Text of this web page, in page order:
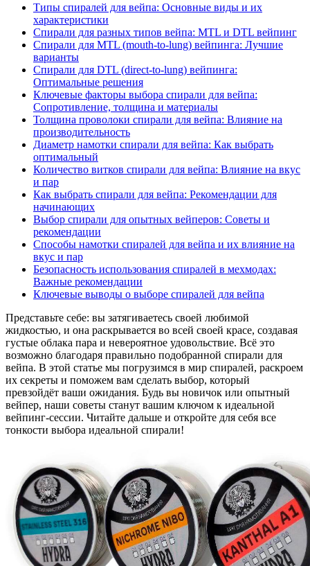
Типы спиралей для вейпа: Основные виды и их
характеристики
Спирали для разных типов вейпа: MTL и DTL вейпинг
Спирали для MTL (mouth-to-lung) вейпинга: Лучшие
варианты
Спирали для DTL (direct-to-lung) вейпинга:
Оптимальные решения
Ключевые факторы выбора спирали для вейпа:
Сопротивление, толщина и материалы
Толщина проволоки спирали для вейпа: Влияние на
производительность
Диаметр намотки спирали для вейпа: Как выбрать
оптимальный
Количество витков спирали для вейпа: Влияние на вкус
и пар
Как выбрать спирали для вейпа: Рекомендации для
начинающих
Выбор спирали для опытных вейперов: Советы и
рекомендации
Способы намотки спиралей для вейпа и их влияние на
вкус и пар
Безопасность использования спиралей в мехмодах:
Важные рекомендации
Ключевые выводы о выборе спиралей для вейпа
Представьте себе: вы затягиваетесь своей любимой
жидкостью, и она раскрывается во всей своей красе, создавая
густые облака пара и невероятное удовольствие. Всё это
возможно благодаря правильно подобранной спирали для
вейпа. В этой статье мы погрузимся в мир спиралей, раскроем
их секреты и поможем вам сделать выбор, который
превзойдёт ваши ожидания. Будь вы новичок или опытный
вейпер, наши советы станут вашим ключом к идеальной
вейпинг-сессии. Читайте дальше и откройте для себя все
тонкости выбора идеальной спирали!